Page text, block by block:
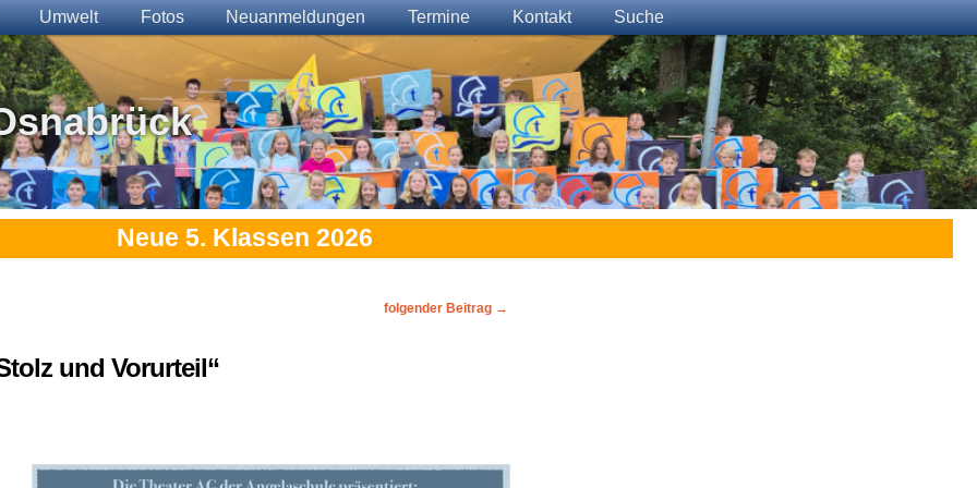
Umwelt Fotos Neuanmeldungen Termine Kontakt Suche
Neue 5. Klassen 2026
folgender Beitrag →
und Vorurteil“